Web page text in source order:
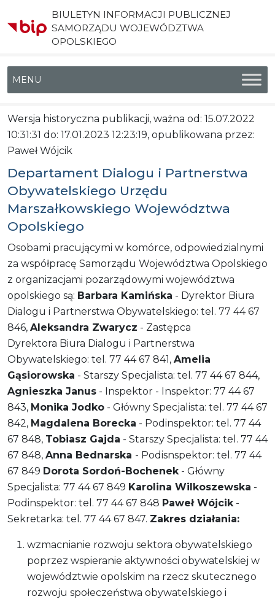
BIULETYN INFORMACJI PUBLICZNEJ
SAMORZĄDU WOJEWÓDZTWA
OPOLSKIEGO
Menu główne
Wersja historyczna publikacji, ważna od: 15.07.2022
10:31:31 do: 17.01.2023 12:23:19, opublikowana przez:
Paweł Wójcik
Departament Dialogu i Partnerstwa
Obywatelskiego Urzędu
Marszałkowskiego Województwa
Opolskiego
Osobami pracującymi w komórce, odpowiedzialnymi
za współpracę Samorządu Województwa Opolskiego
z organizacjami pozarządowymi województwa
opolskiego są: Barbara Kamińska - Dyrektor Biura
Dialogu i Partnerstwa Obywatelskiego: tel. 77 44 67
846, Aleksandra Zwarycz - Zastępca
Dyrektora Biura Dialogu i Partnerstwa
Obywatelskiego: tel. 77 44 67 841, Amelia
Gąsiorowska - Starszy Specjalista: tel. 77 44 67 844,
Agnieszka Janus - Inspektor - Inspektor: 77 44 67
843, Monika Jodko - Główny Specjalista: tel. 77 44 67
842, Magdalena Borecka - Podinspektor: tel. 77 44
67 848, Tobiasz Gajda - Starszy Specjalista: tel. 77 44
67 848, Anna Bednarska - Podisnspektor: tel. 77 44
67 849 Dorota Sordoń-Bochenek - Główny
Specjalista: 77 44 67 849 Karolina Wilkoszewska -
Podinspektor: tel. 77 44 67 848 Paweł Wójcik -
Sekretarka: tel. 77 44 67 847. Zakres działania:
wzmacnianie rozwoju sektora obywatelskiego
poprzez wspieranie aktywności obywatelskiej w
województwie opolskim na rzecz skutecznego
rozwoju społeczeństwa obywatelskiego i